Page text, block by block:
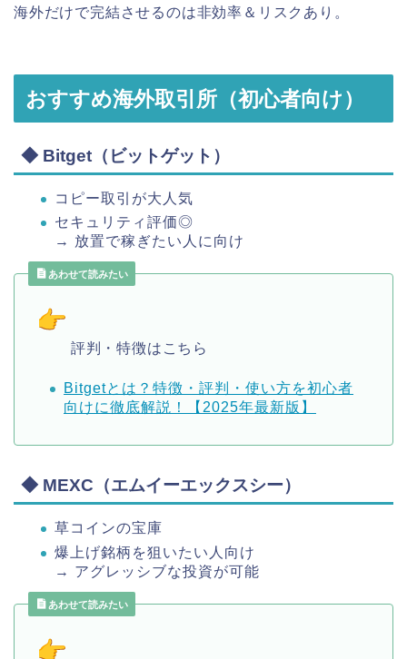
海外だけで完結させるのは非効率＆リスクあり。
おすすめ海外取引所（初心者向け）
◆ Bitget（ビットゲット）
コピー取引が大人気
セキュリティ評価◎
→ 放置で稼ぎたい人に向け
あわせて読みたい
評判・特徴はこちら
Bitgetとは？特徴・評判・使い方を初心者
向けに徹底解説！【2025年最新版】
◆ MEXC（エムイーエックスシー）
草コインの宝庫
爆上げ銘柄を狙いたい人向け
→ アグレッシブな投資が可能
あわせて読みたい